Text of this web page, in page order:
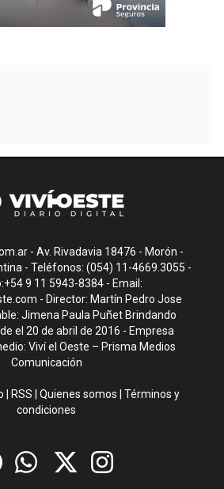
- Av. Rivadavia 18476 - Morón -
- Teléfonos: (054) 11-4669.3055 -
9 11 5943-8384 - Email:
- Director: Martín Pedro Jose
Jimena Paula Puñet Brindando
el 20 de abril de 2016 - Empresa
Viví el Oeste – Prisma Medios
Comunicación
RSS |Quienes somos |Términos y
condiciones